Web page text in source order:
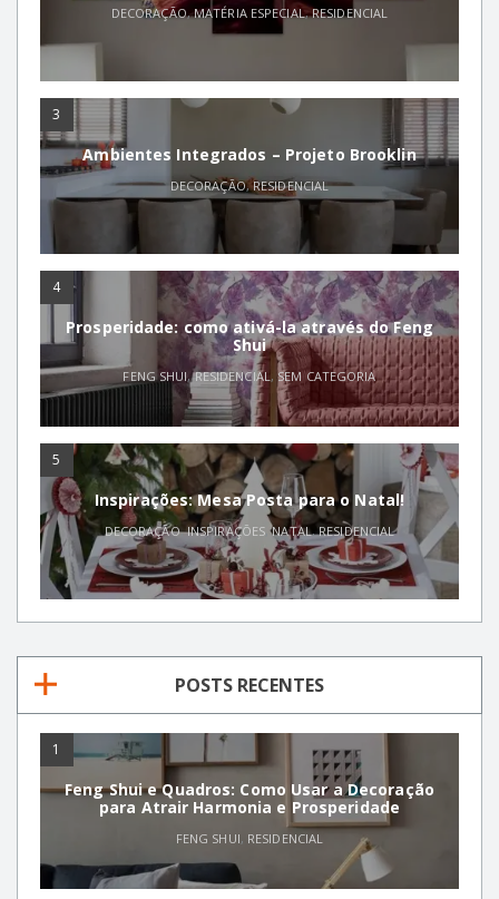
DECORAÇÃO,MATÉRIA ESPECIAL,RESIDENCIAL
3
Ambientes Integrados – Projeto Brooklin
DECORAÇÃO,RESIDENCIAL
4
Prosperidade: como ativá-la através do Feng
Shui
FENG SHUI,RESIDENCIAL ,SEM CATEGORIA
5
Inspirações: Mesa Posta para o Natal!
DECORAÇÃO,INSPIRAÇÕES ,NATAL,RESIDENCIAL
POSTS RECENTES
1
Feng Shui e Quadros: Como Usar a Decoração
para Atrair Harmonia e Prosperidade
FENG SHUI, RESIDENCIAL